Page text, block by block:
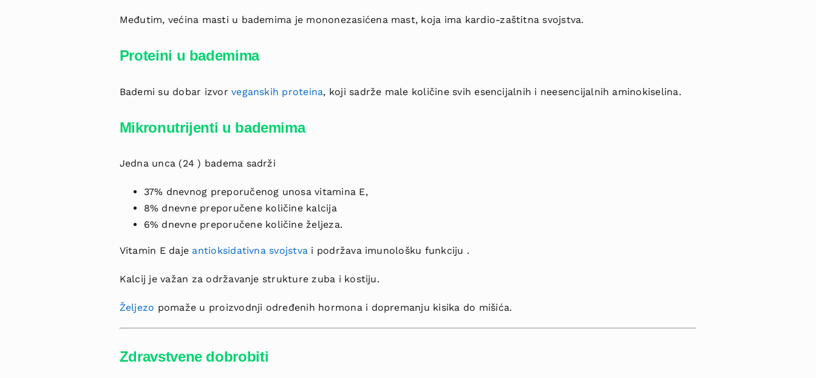
Međutim, većina masti u bademima je mononezasićena mast, koja ima kardio-zaštitna svojstva.
Proteini u bademima
Bademi su dobar izvorveganskih proteina, koji sadrže male količine svih esencijalnih i neesencijalnih aminokiselina.
Mikronutrijenti u bademima
Jedna unca (24 ) badema sadrži
37% dnevnog preporučenog unosa vitamina E,
8% dnevne preporučene količine kalcija
6% dnevne preporučene količine željeza.
Vitamin E daje antioksidativna svojstva i podržava imunološku funkciju .
Kalcij je važan za održavanje strukture zuba i kostiju.
Željezo pomaže u proizvodnji određenih hormona i dopremanju kisika do mišića.
Zdravstvene dobrobiti